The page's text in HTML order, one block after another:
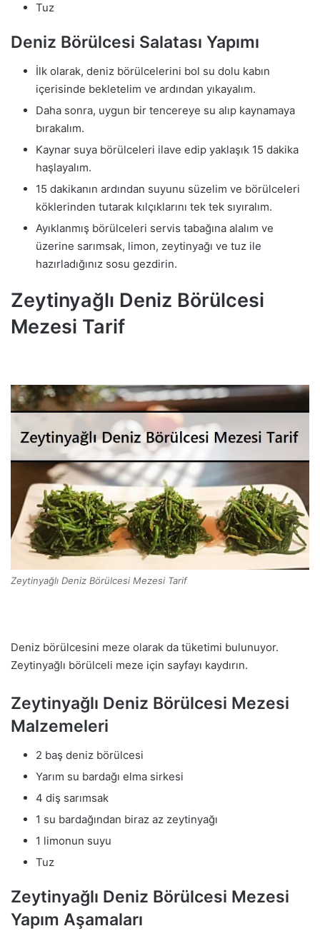
Tuz
Deniz Börülcesi Salatası Yapımı
İlk olarak, deniz börülcelerini bol su dolu kabın
içerisinde bekletelim ve ardından yıkayalım.
Daha sonra, uygun bir tencereye su alıp kaynamaya
bırakalım.
Kaynar suya börülceleri ilave edip yaklaşık 15 dakika
haşlayalım.
15 dakikanın ardından suyunu süzelim ve börülceleri
köklerinden tutarak kılçıklarını tek tek sıyıralım.
Ayıklanmış börülceleri servis tabağına alalım ve
üzerine sarımsak, limon, zeytinyağı ve tuz ile
hazırladığınız sosu gezdirin.
Zeytinyağlı Deniz Börülcesi
Mezesi Tarif
Zeytinyağlı Deniz Börülcesi Mezesi Tarif
Deniz börülcesini meze olarak da tüketimi bulunuyor.
Zeytinyağlı börülceli meze için sayfayı kaydırın.
Zeytinyağlı Deniz Börülcesi Mezesi
Malzemeleri
2 baş deniz börülcesi
Yarım su bardağı elma sirkesi
4 diş sarımsak
1 su bardağından biraz az zeytinyağı
1 limonun suyu
Tuz
Zeytinyağlı Deniz Börülcesi Mezesi
Yapım Aşamaları